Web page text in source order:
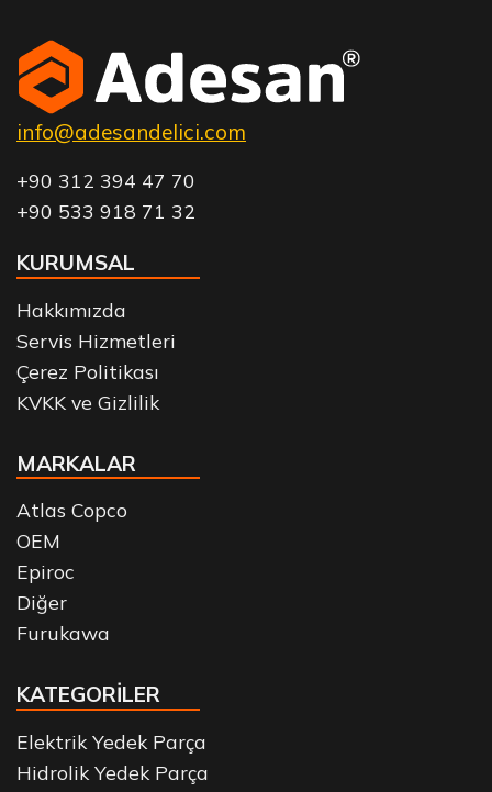
info@adesandelici.com
+90 312 394 47 70
+90 533 918 71 32
KURUMSAL
Hakkımızda
Servis Hizmetleri
Çerez Politikası
KVKK ve Gizlilik
MARKALAR
Atlas Copco
OEM
Epiroc
Diğer
Furukawa
KATEGORİLER
Elektrik Yedek Parça
Hidrolik Yedek Parça